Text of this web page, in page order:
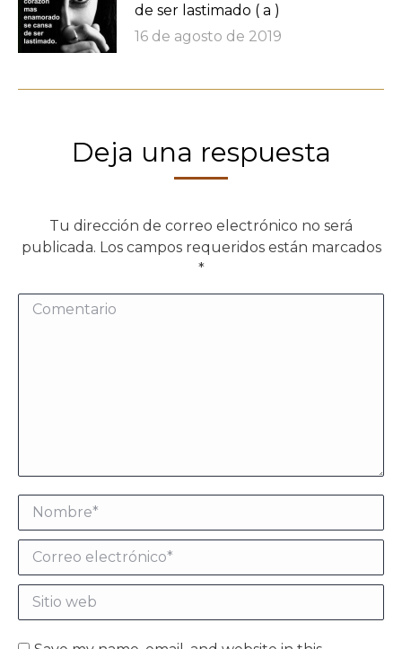
de ser lastimado ( a )
16 de agosto de 2019
Deja una respuesta
Tu dirección de correo electrónico no será
publicada. Los campos requeridos están marcados
*
Comentario
Nombre *
Correo electrónico *
Sitio web